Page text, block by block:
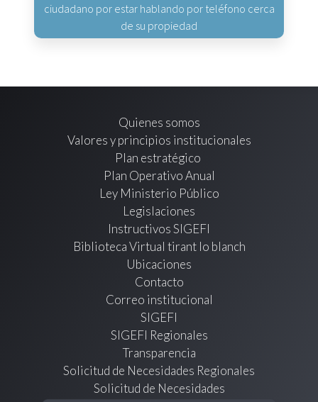
ciudadano por estar hablando por teléfono cerca
de su propiedad
Quienes somos
Valores y principios institucionales
Plan estratégico
Plan Operativo Anual
Ley Ministerio Público
Legislaciones
Instructivos SIGEFI
Biblioteca Virtual tirant lo blanch
Ubicaciones
Contacto
Correo institucional
SIGEFI
SIGEFI Regionales
Transparencia
Solicitud de Necesidades Regionales
Solicitud de Necesidades